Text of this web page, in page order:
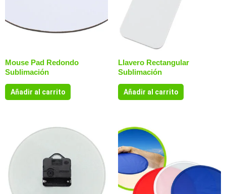
Mouse Pad Redondo
Sublimación
Añadir al carrito
Llavero Rectangular
Sublimación
Añadir al carrito